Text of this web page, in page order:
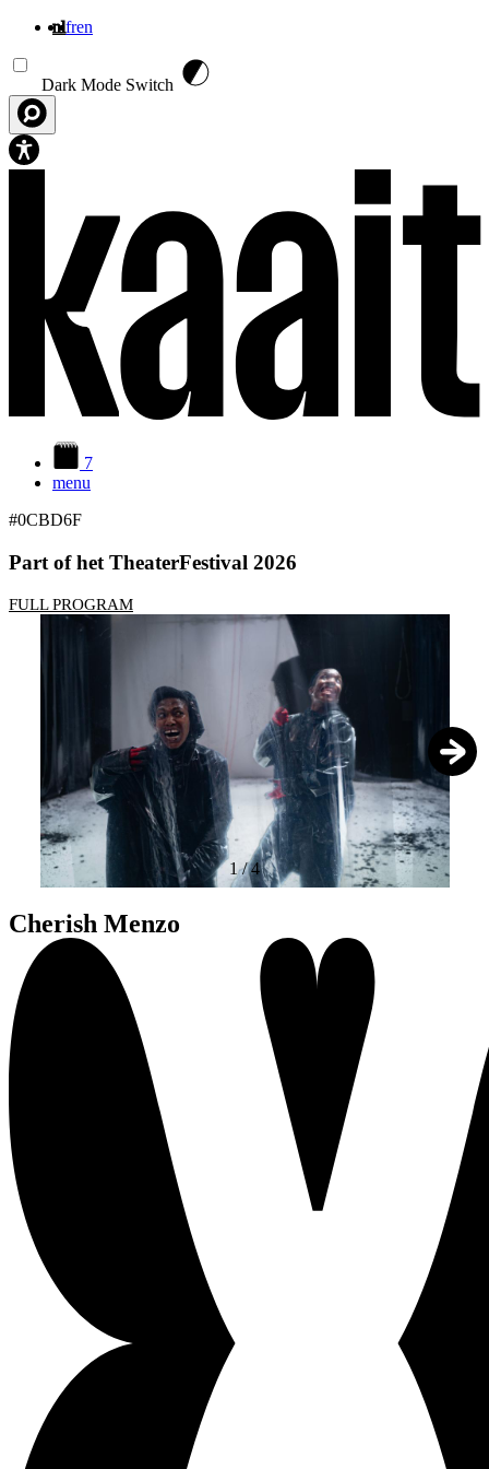
nlfren
Dark Mode Switch
7
menu
#0CBD6F
Part of het TheaterFestival 2026
FULL PROGRAM
1/4
Cherish Menzo